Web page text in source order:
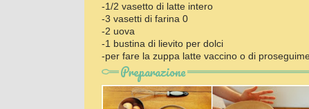
-1/2 vasetto di latte intero
-3 vasetti di farina 0
-2 uova
-1 bustina di lievito per dolci
-per fare la zuppa latte vaccino o di
Preparazione